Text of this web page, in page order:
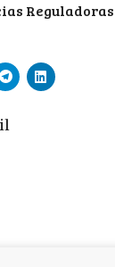
Clique
para
Clique
para